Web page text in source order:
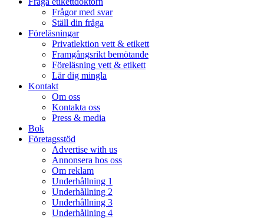
Frågor med svar
Ställ din fråga
Föreläsningar
Privatlektion vett & etikett
Framgångsrikt bemötande
Föreläsning vett & etikett
Lär dig mingla
Kontakt
Om oss
Kontakta oss
Press & media
Bok
Företagsstöd
Advertise with us
Annonsera hos oss
Om reklam
Underhållning 1
Underhållning 2
Underhållning 3
Underhållning 4